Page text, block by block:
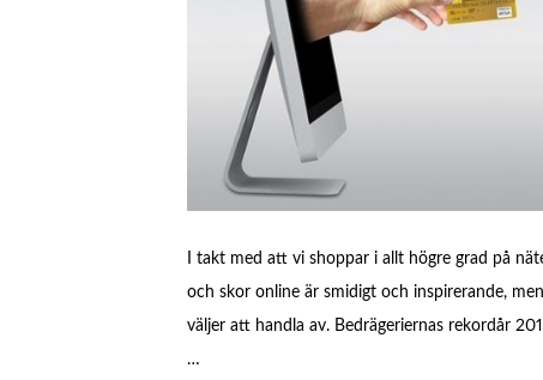
I takt med att vi shoppar i allt högre grad på
och skor online är smidigt och inspirerande,
väljer att handla av. Bedrägeriernas rekordår
…